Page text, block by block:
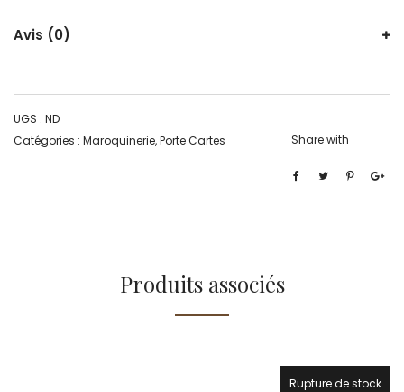
Avis (0)
UGS : ND
Catégories : Maroquinerie,Porte Cartes Share with
Produits associés
Rupture de stock